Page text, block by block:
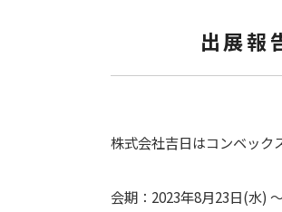
出展報
株式会社吉日はコンベック
会期：2023年8月23日(水)